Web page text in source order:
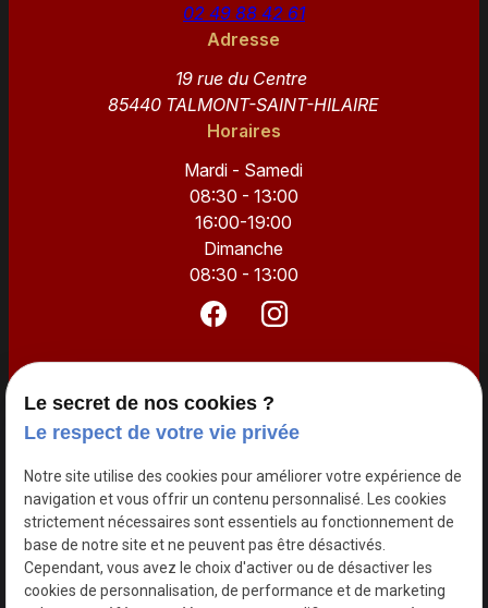
02 49 88 42 61
Adresse
19 rue du Centre
85440 TALMONT-SAINT-HILAIRE
Horaires
Mardi - Samedi
08:30 - 13:00
16:00-19:00
Dimanche
08:30 - 13:00
Notre histoire
Traiteur
Galerie photos
Actualités
Contact
Le secret de nos cookies ?
Le respect de votre vie privée
Notre site utilise des cookies pour améliorer votre expérience de
navigation et vous offrir un contenu personnalisé. Les cookies
strictement nécessaires sont essentiels au fonctionnement de
base de notre site et ne peuvent pas être désactivés.
Cependant, vous avez le choix d'activer ou de désactiver les
cookies de personnalisation, de performance et de marketing